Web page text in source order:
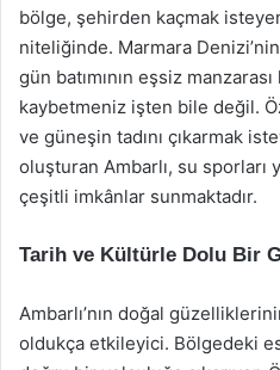
bölge, şehirden kaçmak
niteliğinde. Marmara
gün batımının eşsiz
kaybetmeniz işten bile değil.
ve güneşin tadını çıkarmak
oluşturan Ambarlı, su
çeşitli imkânlar sunmaktadır.
Tarih ve Kültürle Dolu Bir
Ambarlı’nın doğal
oldukça etkileyici. Bölgedeki